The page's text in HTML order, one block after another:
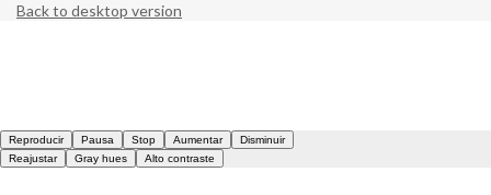
Back to desktop version